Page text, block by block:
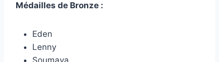
Médailles de Bronze :
Eden
Lenny
Soumaya